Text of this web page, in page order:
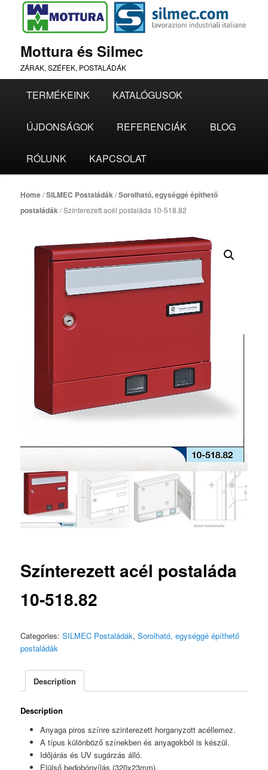
Tovább
elsődleges
tartalomraMottura és Silmec
ZÁRAK, SZÉFEK, POSTALÁDÁK
TERMÉKEINK KATALÓGUSOK
ÚJDONSÁGOK REFERENCIÁK BLOG
RÓLUNK KAPCSOLAT
Home/SILMEC Postaládák/Sorolható, egységgé építhető
postaládák/ Színterezett acél postaláda 10‑518.82
Színterezett acél postaláda
10‑518.82
Categories:SILMEC Postaládák,Sorolható, egységgé építhető
postaládák
Description
Description
Anyaga piros színre szinterezett horganyzott acéllemez.
A típus különböző színekben és anyagokból is készül.
Időjárás és UV sugárzás álló.
Elülső bedobónyílás (320x23mm).